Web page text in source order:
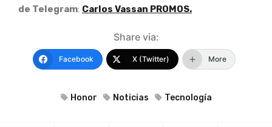
de Telegram: Carlos Vassan PROMOS.
Share via:
Facebook X (Twitter) More
Honor Noticias Tecnología